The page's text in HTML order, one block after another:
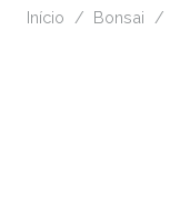
Início / Bonsai /